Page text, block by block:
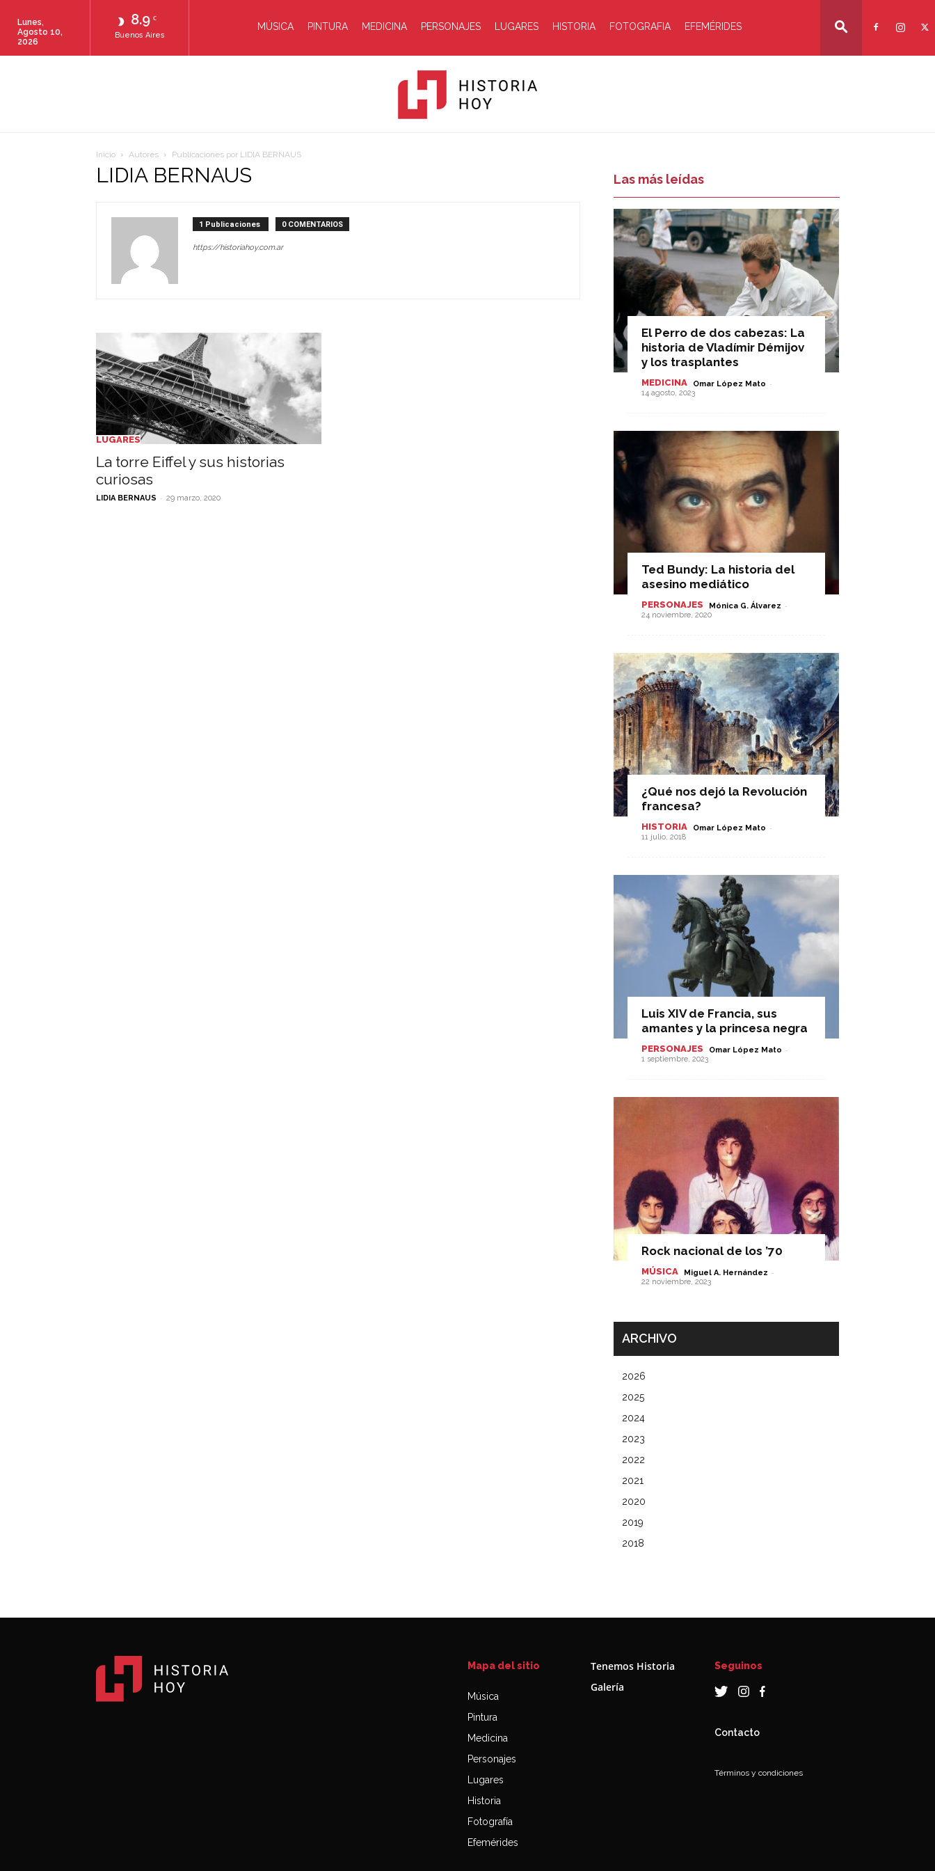
8.9 C
Buenos Aires
Lunes,
Agosto 10,
2026
MÚSICA PINTURA MEDICINA PERSONAJES LUGARES HISTORIA FOTOGRAFIA EFEMÉRIDES
Inicio Autores Publicaciones por LIDIA BERNAUS
LIDIA BERNAUS
1 Publicaciones 0 COMENTARIOS
https://historiahoy.com.ar
LUGARES
La torre Eiffel y sus historias
curiosas
LIDIA BERNAUS - 29 marzo, 2020
Las más leídas
El Perro de dos cabezas: La
historia de Vladímir Démijov
y los trasplantes
MEDICINA Omar López Mato -
14 agosto, 2023
Ted Bundy: La historia del
asesino mediático
PERSONAJES Mónica G. Álvarez -
24 noviembre, 2020
¿Qué nos dejó la Revolución
francesa?
HISTORIA Omar López Mato -
11 julio, 2018
Luis XIV de Francia, sus
amantes y la princesa negra
PERSONAJES Omar López Mato -
1 septiembre, 2023
Rock nacional de los ’70
MÚSICA Miguel A. Hernández -
22 noviembre, 2023
ARCHIVO
2026
2025
2024
2023
2022
2021
2020
2019
2018
Mapa del sitio
Música
Pintura
Medicina
Personajes
Lugares
Historia
Fotografía
Efemérides
Tenemos Historia
Galería
Seguinos
Contacto
Términos y condiciones